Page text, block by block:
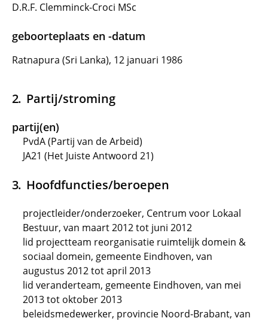
D.R.F. Clemminck-Croci MSc
geboorteplaats en -datum
Ratnapura (Sri Lanka), 12 januari 1986
Partij/stroming
partij(en)
PvdA (Partij van de Arbeid)
JA21 (Het Juiste Antwoord 21)
Hoofdfuncties/beroepen
projectleider/onderzoeker, Centrum voor Lokaal
Bestuur, van maart 2012 tot juni 2012
lid projectteam reorganisatie ruimtelijk domein &
sociaal domein, gemeente Eindhoven, van
augustus 2012 tot april 2013
lid veranderteam, gemeente Eindhoven, van mei
2013 tot oktober 2013
beleidsmedewerker, provincie Noord-Brabant, van